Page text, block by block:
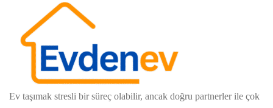
Ev taşımak stresli bir süreç olabilir, ancak doğru partnerler ile çok